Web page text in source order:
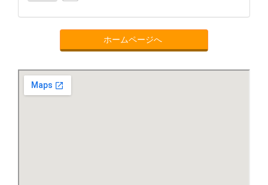
ホームページへ